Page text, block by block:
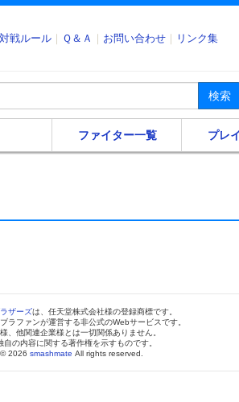
対戦ルール Ｑ＆Ａ お問い合わせ リンク集
検索
ファイター一覧 プレ
ザーズは、任天堂株式会社様の登録商標です。
ラファンが運営する非公式のWebサービスです。
、他関連企業様とは一切関係ありません。
自の内容に関する著作権を示すものです。
2026 smashmate All rights reserved.